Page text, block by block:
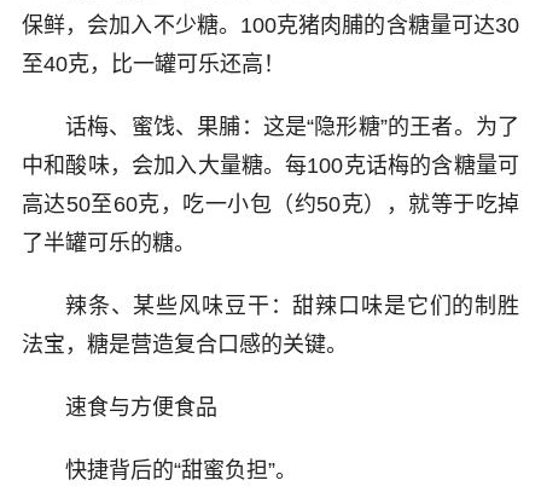
保鲜，会加入不少糖。100克猪肉脯的含糖量可达30
至40克，比一罐可乐还高！
话梅、蜜饯、果脯：这是“隐形糖”的王者。为了
中和酸味，会加入大量糖。每100克话梅的含糖量可
高达50至60克，吃一小包（约50克），就等于吃掉
了半罐可乐的糖。
辣条、某些风味豆干：甜辣口味是它们的制胜
法宝，糖是营造复合口感的关键。
速食与方便食品
快捷背后的“甜蜜负担”。